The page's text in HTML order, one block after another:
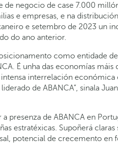
de negocio de case 7.000
e empresas, e na
e setembro de 2023 un
do ano anterior.
como entidade
É unha das economías
interrelación económica
de ABANCA”, sinala
presenza de ABANCA en
estratéxicas. Supoñerá
potencial de crecemento en